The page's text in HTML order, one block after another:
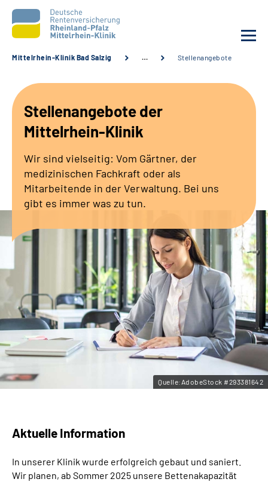
Unsere Angebote
Karriere
Zuweisende &
Leichte Sprache
Gebärdensprache
Mittelrhein-Klinik Bad Salzig … Stellenangebote
Stellenangebote der
Mittelrhein-Klinik
Wir sind vielseitig: Vom Gärtner, der
medizinischen Fachkraft oder als
Mitarbeitende in der Verwaltung. Bei uns
gibt es immer was zu tun.
Quelle:AdobeStock #293381642
Aktuelle Information
In unserer Klinik wurde erfolgreich gebaut und saniert.
Wir planen, ab Sommer 2025 unsere Bettenakapazität